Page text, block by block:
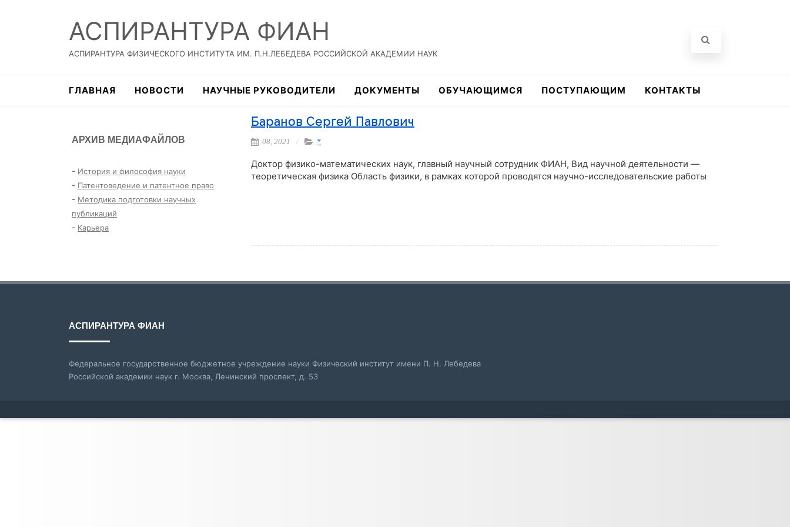
АСПИРАНТУРА ФИАН
АСПИРАНТУРА ФИЗИЧЕСКОГО ИНСТИТУТА ИМ. П.Н.ЛЕБЕДЕВА РОССИЙСКОЙ АКАДЕМИИ НАУК
ГЛАВНАЯ НОВОСТИ НАУЧНЫЕ РУКОВОДИТЕЛИ ДОКУМЕНТЫ ОБУЧАЮЩИМСЯ ПОСТУПАЮЩИМ КОНТАКТЫ
Баранов Сергей Павлович
08, 2021 *
Доктор физико-математических наук, главный научный сотрудник ФИАН, Вид научной деятельности —
теоретическая физика Область физики, в рамках которой проводятся научно-исследовательские работы
АРХИВ МЕДИАФАЙЛОВ
- История и философия науки
- Патентоведение и патентное право
- Методика подготовки научных
публикаций
- Карьера
АСПИРАНТУРА ФИАН
Федеральное государственное бюджетное учреждение науки Физический институт имени П. Н. Лебедева
Российской академии наук г. Москва, Ленинский проспект, д. 53